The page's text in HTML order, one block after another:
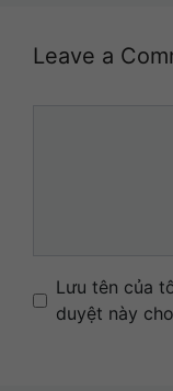
Leave a
Name
Email
Website
Lưu tên của
duyệt này